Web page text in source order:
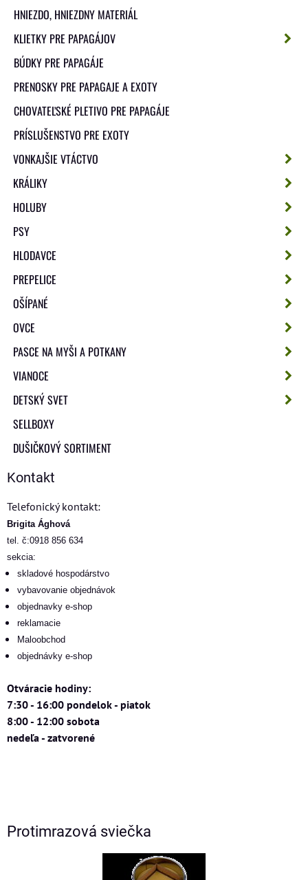
HNIEZDO, HNIEZDNY MATERIÁL
KLIETKY PRE PAPAGÁJOV
BÚDKY PRE PAPAGÁJE
PRENOSKY PRE PAPAGAJE A EXOTY
CHOVATEĽSKÉ PLETIVO PRE PAPAGÁJE
PRÍSLUŠENSTVO PRE EXOTY
VONKAJŠIE VTÁCTVO
KRÁLIKY
HOLUBY
PSY
HLODAVCE
PREPELICE
OŠÍPANÉ
OVCE
PASCE NA MYŠI A POTKANY
VIANOCE
DETSKÝ SVET
SELLBOXY
DUŠIČKOVÝ SORTIMENT
Kontakt
Telefonický kontakt:
Brigita Ághová
tel. č:0918 856 634
sekcia:
skladové hospodárstvo
vybavovanie objednávok
objednavky e-shop
reklamacie
Maloobchod
objednávky e-shop
Otváracie hodiny:
7:30 - 16:00 pondelok - piatok
8:00 - 12:00 sobota
nedeľa - zatvorené
Protimrazová sviečka